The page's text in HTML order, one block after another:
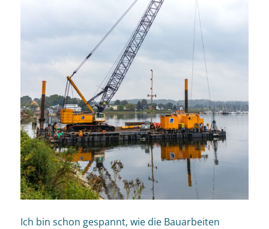
Ich bin schon gespannt, wie die Bauarbeiten